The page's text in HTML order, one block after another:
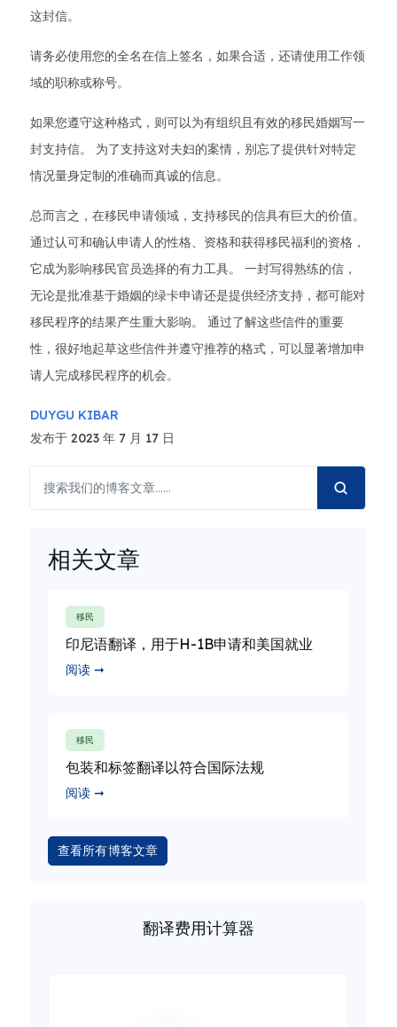
这封信。
请务必使用您的全名在信上签名，如果合适，还请使用工作领
域的职称或称号。
如果您遵守这种格式，则可以为有组织且有效的移民婚姻写一
封支持信。 为了支持这对夫妇的案情，别忘了提供针对特定
情况量身定制的准确而真诚的信息。
总而言之，在移民申请领域，支持移民的信具有巨大的价值。
通过认可和确认申请人的性格、资格和获得移民福利的资格，
它成为影响移民官员选择的有力工具。 一封写得熟练的信，
无论是批准基于婚姻的绿卡申请还是提供经济支持，都可能对
移民程序的结果产生重大影响。 通过了解这些信件的重要
性，很好地起草这些信件并遵守推荐的格式，可以显著增加申
请人完成移民程序的机会。
DUYGU KIBAR
发布于 2023 年 7 月 17 日
相关文章
移民
印尼语翻译，用于H-1B申请和美国就业
阅读 ➞
移民
包装和标签翻译以符合国际法规
阅读 ➞
查看所有博客文章
翻译费用计算器